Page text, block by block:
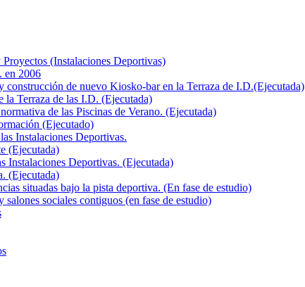
(Instalaciones Deportivas)
en 2006
construcción de nuevo Kiosko-bar en la Terraza de I.D.(Ejecutada)
la Terraza de las I.D. (Ejecutada)
de las Piscinas de Verano. (Ejecutada)
(Ejecutado)
Instalaciones Deportivas.
(Ejecutada)
Instalaciones Deportivas. (Ejecutada)
(Ejecutada)
situadas bajo la pista deportiva. (En fase de estudio)
salones sociales contiguos (en fase de estudio)